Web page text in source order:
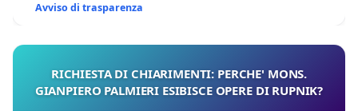
Avviso di trasparenza
RICHIESTA DI CHIARIMENTI: PERCHE' MONS.
GIANPIERO PALMIERI ESIBISCE OPERE DI RUPNIK?